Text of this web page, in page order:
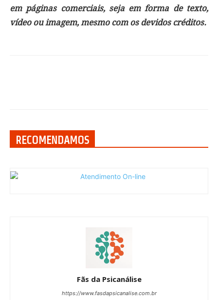
em páginas comerciais, seja em forma de texto,
vídeo ou imagem, mesmo com os devidos créditos.
RECOMENDAMOS
Fãs da Psicanálise
https://www.fasdapsicanalise.com.br